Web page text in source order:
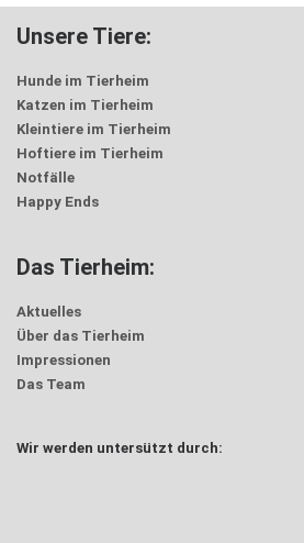
Unsere Tiere:
Hunde im Tierheim
Katzen im Tierheim
Kleintiere im Tierheim
Hoftiere im Tierheim
Notfälle
Happy Ends
Das Tierheim:
Aktuelles
Über das Tierheim
Impressionen
Das Team
Wir werden untersützt durch: